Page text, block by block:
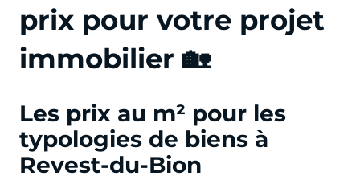
prix pour votre projet
immobilier 🏡
Les prix au m² pour les
typologies de biens à
Revest-du-Bion